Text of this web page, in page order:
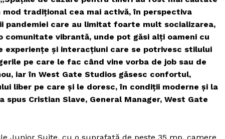
tradițional cea mai activă, în perspectiva
pandemiei care au limitat foarte mult socializarea,
vibrantă, unde pot găsi alți oameni cu
experiențe și interacțiuni care se potrivesc stilului
pe care le fac când vine vorba de job sau de
iar în West Gate Studios găsesc confortul,
liber pe care și le doresc, în condiții moderne și la
Cristian Slave, General Manager, West Gate